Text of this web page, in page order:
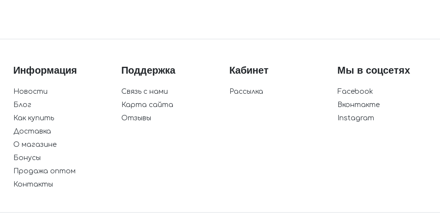
Информация
Новости
Блог
Как купить
Доставка
О магазине
Бонусы
Продажа оптом
Контакты
Поддержка
Связь с нами
Карта сайта
Отзывы
Кабинет
Рассылка
Мы в соцсетях
Facebook
Вконтакте
Instagram